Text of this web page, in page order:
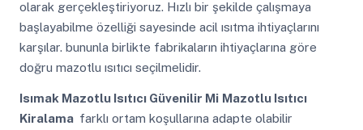
olarak gerçekleştiriyoruz. Hızlı bir şekilde çalışmaya
başlayabilme özelliği sayesinde acil ısıtma ihtiyaçlarını
karşılar. bununla birlikte fabrikaların ihtiyaçlarına göre
doğru mazotlu ısıtıcı seçilmelidir.
Isımak Mazotlu Isıtıcı Güvenilir Mi Mazotlu Isıtıcı
Kiralama farklı ortam koşullarına adapte olabilir